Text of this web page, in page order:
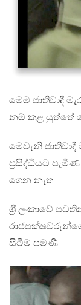
මෙම ජාතිවාදී
නම් කළ යුත්තේ
මෙවැනි
ප්‍රසිද්ධියට
ගෙන නැත.
ශ්‍රී ලංකාවේ
සිටීම පමණි.